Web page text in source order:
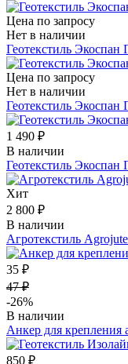
Цена по запросу
Нет в наличии
Геотекстиль
Цена по запросу
Нет в наличии
Геотекстиль
1 490 ₽
В наличии
Геотекстиль
Хит
2 800 ₽
В наличии
Агротекстиль
35 ₽
47 ₽
-26%
В наличии
Анкер для крепления
850 ₽